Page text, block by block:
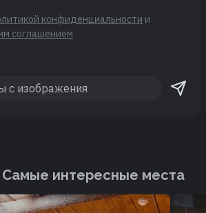
конфиденциальности и
соглашением
интересные места